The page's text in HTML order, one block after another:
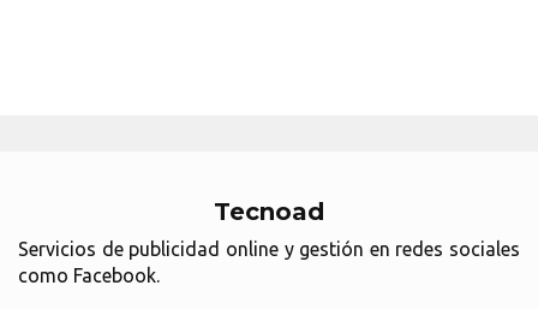
Tecnoad
Servicios de publicidad online y gestión en redes sociales
como Facebook.